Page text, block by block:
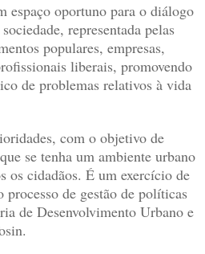
espaço oportuno para o diálogo
representada pelas
populares, empresas,
liberais, promovendo
de problemas relativos à vida
com o objetivo de
se tenha um ambiente urbano
os cidadãos. É um exercício de
de gestão de políticas
de Desenvolvimento Urbano e